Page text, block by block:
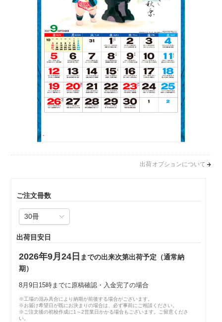
出荷オプションについて
ご注文冊数
出荷目安日
2026年9月24日 までの出来次第出荷予定（通常納
期）
8月9日15時までに原稿確認・入金完了の場合
※工場の混み具合により納期が前後する場合がございます。
※お届け希望日が既にお決まりの場合は、必ず事前にご相談ください。
※ご注文後の初校作成に1～2営業日かかる場合もございます。ご留意くださ
い。